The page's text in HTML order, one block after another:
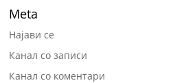
Meta
Најави се
Канал со записи
Канал со коментари